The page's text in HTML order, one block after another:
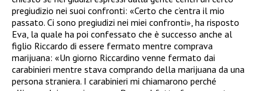
pregiudizio nei suoi confronti: «Certo che c’entra il mio
passato. Ci sono pregiudizi nei miei confronti», ha risposto
Eva, la quale ha poi confessato che è successo anche al
figlio Riccardo di essere fermato mentre comprava
marijuana: «Un giorno Riccardino venne fermato dai
carabinieri mentre stava comprando della marijuana da una
persona straniera. I carabinieri mi chiamarono perché